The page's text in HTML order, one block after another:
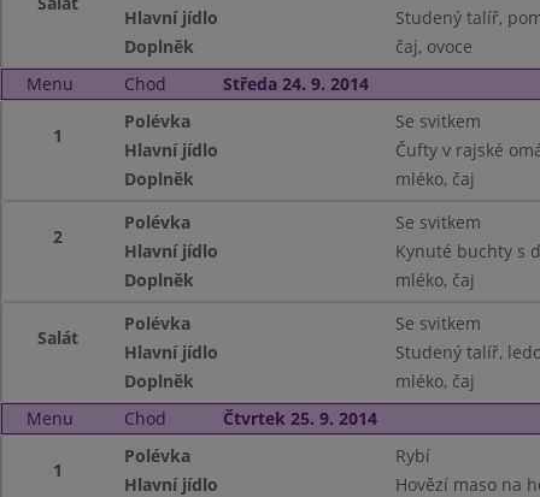
Hlavní jídlo
Studený talíř,
Doplněk
čaj, ovoce
Menu
Chod Středa 24. 9. 2014
1
Polévka
Se svitkem
Hlavní jídlo
Čufty v rajské
Doplněk
mléko, čaj
2
Polévka
Se svitkem
Hlavní jídlo
Kynuté buchty s
Doplněk
mléko, čaj
Salát
Polévka
Se svitkem
Hlavní jídlo
Studený talíř,
Doplněk
mléko, čaj
Menu
Chod Čtvrtek 25. 9. 2014
1
Polévka
Rybí
Hlavní jídlo
Hovězí maso na